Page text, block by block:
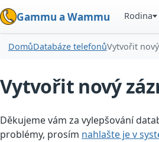
Gammu a Wammu Rodina
DomůDatabáze telefonůVytvořit
Vytvořit nový
Děkujeme vám za vylepšování
problémy, prosím nahlašte je v